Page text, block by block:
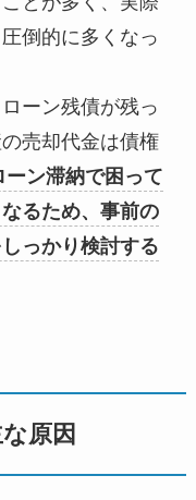
倒的に多くなっ
ーン残債が残っ
売却代金は債権
ーン滞納で困って
るため、事前の
っかり検討する
原因